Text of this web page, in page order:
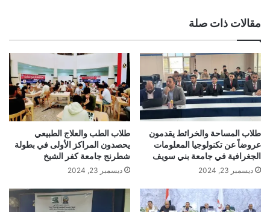
مقالات ذات صلة
طلاب المساحة والخرائط يقدمون
عروضاً عن تكنولوجيا المعلومات
الجغرافية في جامعة بني سويف
ديسمبر 23, 2024
طلاب الطب والعلاج الطبيعي
يحصدون المراكز الأولى في بطولة
شطرنج جامعة كفر الشيخ
ديسمبر 23, 2024